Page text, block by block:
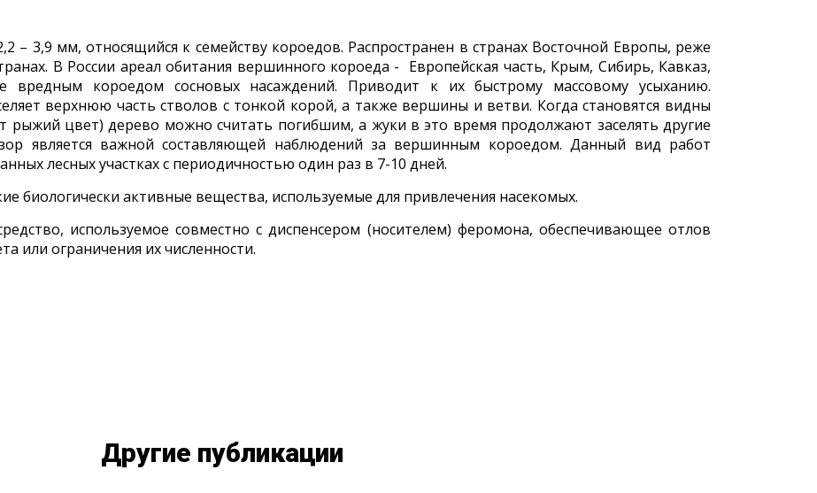
– 3,9 мм, относящийся к семейству короедов. Распространен в странах Восточной Европы, реже
В России ареал обитания вершинного короеда - Европейская часть, Крым, Сибирь, Кавказ,
вредным короедом сосновых насаждений. Приводит к их быстрому массовому усыханию.
верхнюю часть стволов с тонкой корой, а также вершины и ветви. Когда становятся видны
рыжий цвет) дерево можно считать погибшим, а жуки в это время продолжают заселять другие
является важной составляющей наблюдений за вершинным короедом. Данный вид работ
лесных участках с периодичностью один раз в 7-10 дней.
биологически активные вещества, используемые для привлечения насекомых.
используемое совместно с диспенсером (носителем) феромона, обеспечивающее отлов
или ограничения их численности.
Другие публикации